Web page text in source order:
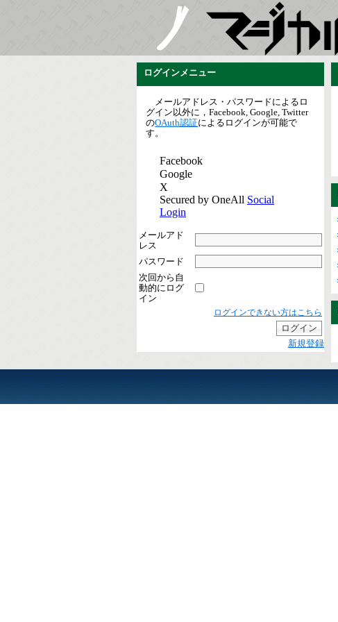
ログインメニュー
メールアドレス・パスワードによるロ
グイン以外に，Facebook, Google, Twitter
のOAuth認証によるログインが可能で
す。
メールアド
レス
パスワード
次回から自
動的にログ
イン
ログインできない方はこちら
新規登録